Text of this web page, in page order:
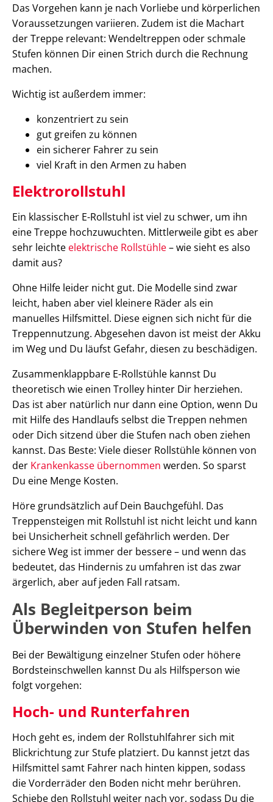
Das Vorgehen kann je nach Vorliebe und körperlichen
Voraussetzungen variieren. Zudem ist die Machart
der Treppe relevant: Wendeltreppen oder schmale
Stufen können Dir einen Strich durch die Rechnung
machen.
Wichtig ist außerdem immer:
konzentriert zu sein
gut greifen zu können
ein sicherer Fahrer zu sein
viel Kraft in den Armen zu haben
Elektrorollstuhl
Ein klassischer E-Rollstuhl ist viel zu schwer, um ihn
eine Treppe hochzuwuchten. Mittlerweile gibt es aber
sehr leichte elektrische Rollstühle– wie sieht es also
damit aus?
Ohne Hilfe leider nicht gut. Die Modelle sind zwar
leicht, haben aber viel kleinere Räder als ein
manuelles Hilfsmittel. Diese eignen sich nicht für die
Treppennutzung. Abgesehen davon ist meist der Akku
im Weg und Du läufst Gefahr, diesen zu beschädigen.
Zusammenklappbare E-Rollstühle kannst Du
theoretisch wie einen Trolley hinter Dir herziehen.
Das ist aber natürlich nur dann eine Option, wenn Du
mit Hilfe des Handlaufs selbst die Treppen nehmen
oder Dich sitzend über die Stufen nach oben ziehen
kannst. Das Beste: Viele dieser Rollstühle können von
der Krankenkasse übernommen werden. So sparst
Du eine Menge Kosten.
Höre grundsätzlich auf Dein Bauchgefühl. Das
Treppensteigen mit Rollstuhl ist nicht leicht und kann
bei Unsicherheit schnell gefährlich werden. Der
sichere Weg ist immer der bessere – und wenn das
bedeutet, das Hindernis zu umfahren ist das zwar
ärgerlich, aber auf jeden Fall ratsam.
Als Begleitperson beim
Überwinden von Stufen helfen
Bei der Bewältigung einzelner Stufen oder höhere
Bordsteinschwellen kannst Du als Hilfsperson wie
folgt vorgehen:
Hoch- und Runterfahren
Hoch geht es, indem der Rollstuhlfahrer sich mit
Blickrichtung zur Stufe platziert. Du kannst jetzt das
Hilfsmittel samt Fahrer nach hinten kippen, sodass
die Vorderräder den Boden nicht mehr berühren.
Schiebe den Rollstuhl weiter nach vor, sodass Du die